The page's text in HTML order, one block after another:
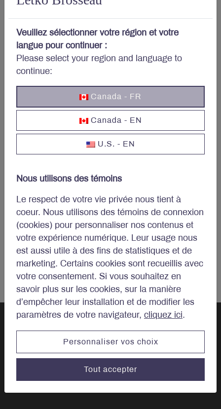
Veuillez sélectionner votre région et votre
langue pour continuer :
Please select your region and language to
continue:
Canada - FR
Canada - EN
U.S. - EN
Nous utilisons des témoins
Le respect de votre vie privée nous tient à
coeur. Nous utilisons des témoins de connexion
(cookies) pour personnaliser nos contenus et
votre expérience numérique. Leur usage nous
est aussi utile à des fins de statistiques et de
marketing. Certains cookies sont recueillis avec
votre consentement. Si vous souhaitez en
savoir plus sur les cookies, sur la manière
d’empêcher leur installation et de modifier les
paramètres de votre navigateur, cliquez ici.
Personnaliser vos choix
Tout accepter
Votre portefeuille vous
préoccupe?
Abonnez-vous au bulletin et aux autres publications
Parlons
d’investissements.